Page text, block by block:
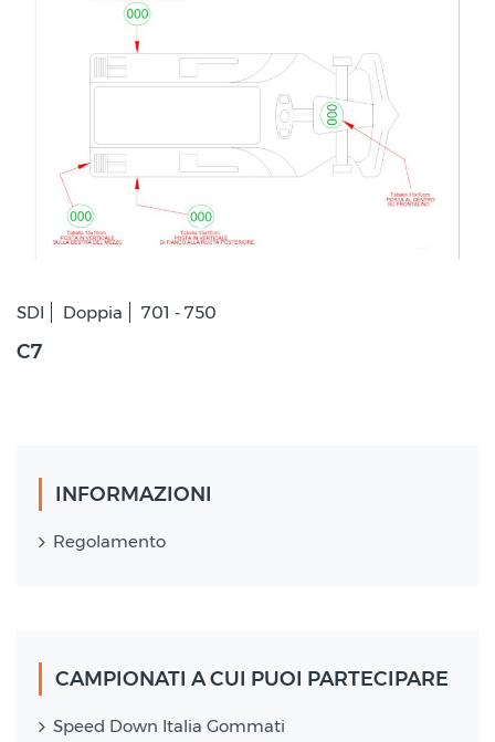
SDI Doppia 701 - 750
C7
INFORMAZIONI
Regolamento
CAMPIONATI A CUI PUOI PARTECIPARE
Speed Down Italia Gommati